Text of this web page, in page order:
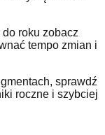
roku zobacz
tempo zmian i
sprawdź
roczne i szybciej